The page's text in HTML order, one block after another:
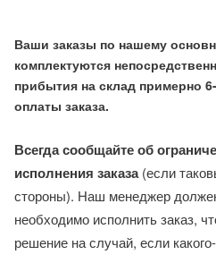
Ваши заказы по нашему
комплектуются
прибытия на склад примерно
оплаты заказа.
Всегда сообщайте об
исполнения заказа(если
стороны). Наш менеджер
необходимо исполнить заказ,
решение на случай, если